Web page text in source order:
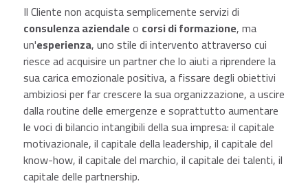
Il Cliente non acquista semplicemente servizi di
consulenza aziendaleo corsi di formazione, ma
un'esperienza, uno stile di intervento attraverso cui
riesce ad acquisire un partner che lo aiuti a riprendere la
sua carica emozionale positiva, a fissare degli obiettivi
ambiziosi per far crescere la sua organizzazione, a uscire
dalla routine delle emergenze e soprattutto aumentare
le voci di bilancio intangibili della sua impresa: il capitale
motivazionale, il capitale della leadership, il capitale del
know-how, il capitale del marchio, il capitale dei talenti, il
capitale delle partnership.